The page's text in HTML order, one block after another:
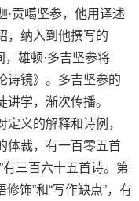
贡噶坚参，他用译述
，纳入到他撰写的
，雄顿·多吉坚参将
诗镜》。多吉坚参的
学，渐次传播。
义的解释和诗例，
体裁，有一百零五首
有三百六十五首诗。第
饰”和“写作缺点”，有